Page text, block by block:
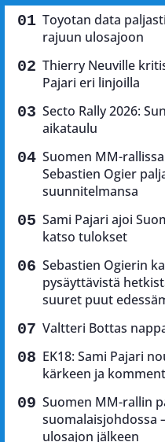
Toyotan data
rajuun ulosajoon
Thierry Neuville
Pajari eri linjoilla
Secto Rally 2026:
aikataulu
Suomen MM-
Sebastien Ogier
suunnitelmansa
Sami Pajari ajoi
katso tulokset
Sebastien Ogierin
pysäyttävistä
suuret puut
Valtteri Bottas
EK18: Sami Pajari
kärkeen ja
Suomen MM-rallin
suomalaisjohdossa
ulosajon jälkeen